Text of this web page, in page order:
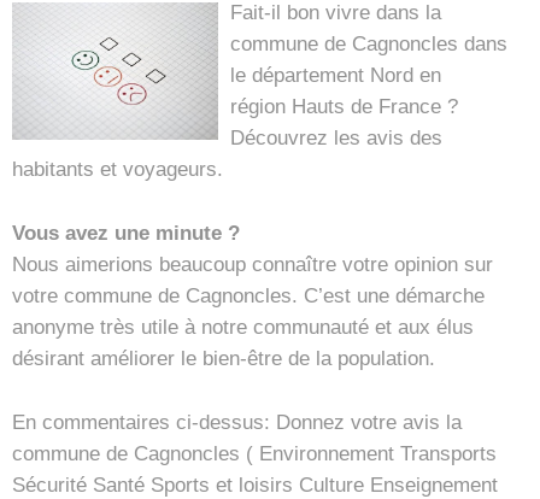
Fait-il bon vivre dans la
commune de Cagnoncles dans
le département Nord en
région Hauts de France ?
Découvrez les avis des
habitants et voyageurs.
Vous avez une minute ?
Nous aimerions beaucoup connaître votre opinion sur
votre commune de Cagnoncles. C’est une démarche
anonyme très utile à notre communauté et aux élus
désirant améliorer le bien-être de la population.
En commentaires ci-dessus: Donnez votre avis la
commune de Cagnoncles ( Environnement Transports
Sécurité Santé Sports et loisirs Culture Enseignement